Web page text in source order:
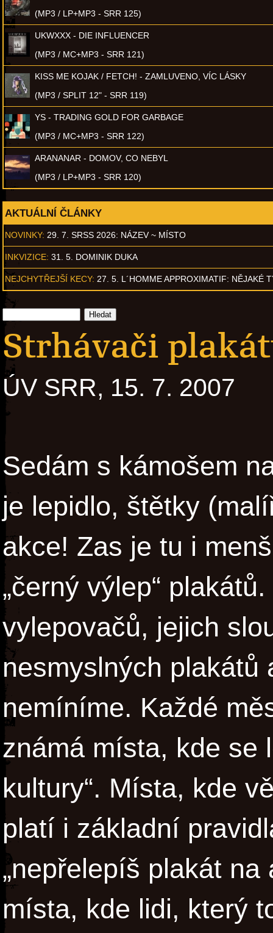
(MP3 / LP+MP3 - SRR 125)
UKWXXX - DIE INFLUENCER
(MP3 / MC+MP3 - SRR 121)
KISS ME KOJAK / FETCH! - ZAMLUVENO, VÍC LÁSKY
(MP3 / SPLIT 12" - SRR 119)
YS - TRADING GOLD FOR GARBAGE
(MP3 / MC+MP3 - SRR 122)
ARANANAR - DOMOV, CO NEBYL
(MP3 / LP+MP3 - SRR 120)
AKTUÁLNÍ ČLÁNKY
NOVINKY: 29. 7. SRSS 2026: NÁZEV ~ MÍSTO
INKVIZICE: 31. 5. DOMINIK DUKA
NEJCHYTŘEJŠÍ KECY: 27. 5. L´HOMME APPROXIMATIF: NĚJAKÉ
Strhávači
ÚV SRR, 15. 7. 2007
Sedám s kámošem
je lepidlo, štětky
akce! Zas je tu i
„černý výlep“
vylepovačů, jejich
nesmyslných plakátů
nemíníme. Každé
známá místa, kde se
kultury“. Místa, kde
platí i základní
„nepřelepíš plakát na
místa, kde lidi, který